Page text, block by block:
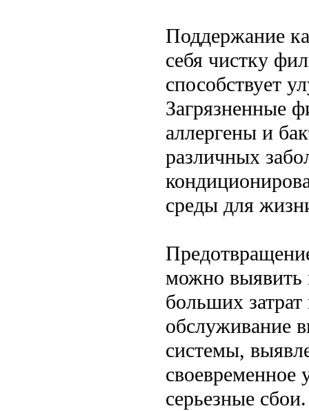
Поддержание
себя чистку
способствует
Загрязненные
аллергены и
различных
среды для
можно выявить
больших
обслуживание
системы,
своевременное
серьезные сбои.